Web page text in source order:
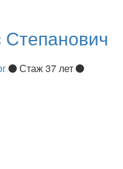
Степанович
Стаж 37 лет